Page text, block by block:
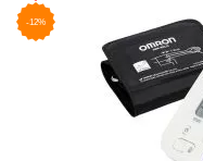
-12%